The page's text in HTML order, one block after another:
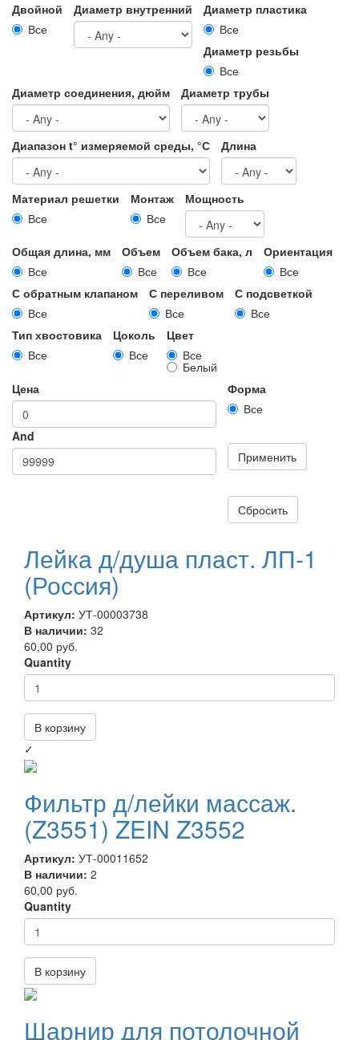
Двойной
Все
Диаметр внутренний
Диаметр пластика
Все
Диаметр резьбы
Все
Диаметр соединения, дюйм
Диаметр трубы
Диапазон t° измеряемой среды, °С Длина
Материал решетки
Все
Монтаж
Все
Мощность
Общая длина, мм
Все
Объем
Все
Объем бака, л
Все
Ориентация
Все
С обратным клапаном
Все
С переливом
Все
С подсветкой
Все
Тип хвостовика
Все
Цоколь
Все
Цвет
Все
Белый
Цена
And
Форма
Все
Применить
Сбросить
Лейка д/душа пласт. ЛП-1
(Россия)
Артикул: УТ-00003738
В наличии: 32
60,00 руб.
Quantity
В корзину
✓
Фильтр д/лейки массаж.
(Z3551) ZEIN Z3552
Артикул: УТ-00011652
В наличии: 2
60,00 руб.
Quantity
В корзину
Шарнир для потолочной